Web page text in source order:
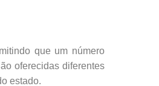
que um número
oferecidas diferentes
estado.